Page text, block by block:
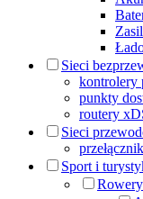
Sieci
kontrolery
punkty
routery
Sieci
Sport i